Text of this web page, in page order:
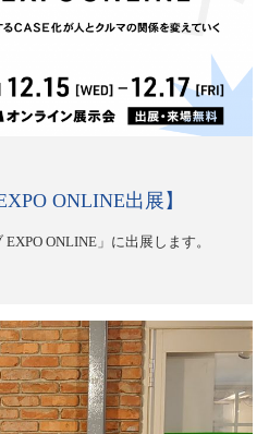
ONLINE出展】
ONLINE」に出展します。